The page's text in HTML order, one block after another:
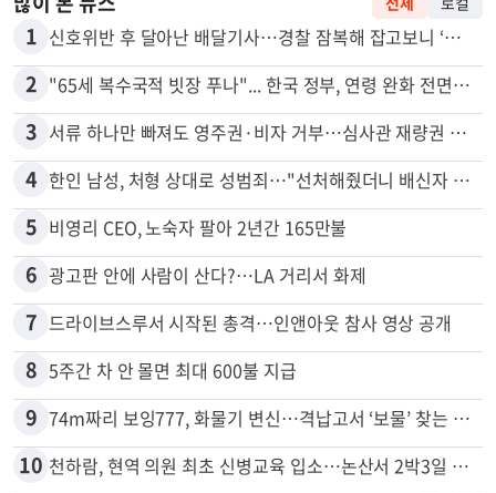
많이 본 뉴스
1 신호위반 후 달아난 배달기사…경찰 잠복해 잡고보니 ‘반전’
2 "65세 복수국적 빗장 푸나"... 한국 정부, 연령 완화 전면 추진
3 서류 하나만 빠져도 영주권·비자 거부…심사관 재량권 대폭 확대
4
5 비영리 CEO, 노숙자 팔아 2년간 165만불
6 광고판 안에 사람이 산다?…LA 거리서 화제
7 드라이브스루서 시작된 총격…인앤아웃 참사 영상 공개
8 5주간 차 안 몰면 최대 600불 지급
9 74m짜리 보잉777, 화물기 변신…격납고서 ‘보물’ 찾는 인천공항